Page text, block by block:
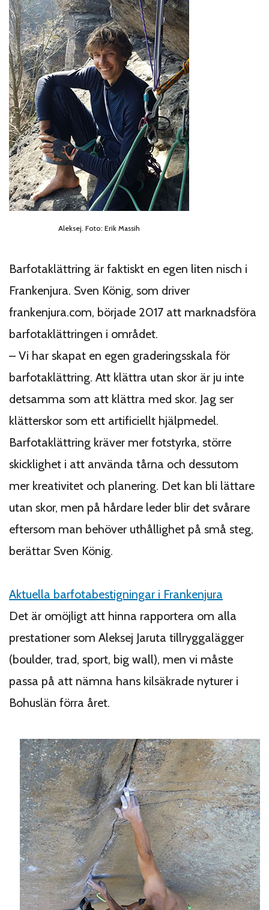
Aleksej. Foto: Erik Massih
Barfotaklättring är faktiskt en egen liten nisch i
Frankenjura. Sven König, som driver
frankenjura.com, började 2017 att marknadsföra
barfotaklättringen i området.
– Vi har skapat en egen graderingsskala för
barfotaklättring. Att klättra utan skor är ju inte
detsamma som att klättra med skor. Jag ser
klätterskor som ett artificiellt hjälpmedel.
Barfotaklättring kräver mer fotstyrka, större
skicklighet i att använda tårna och dessutom
mer kreativitet och planering. Det kan bli lättare
utan skor, men på hårdare leder blir det svårare
eftersom man behöver uthållighet på små steg,
berättar Sven König.
Aktuella barfotabestigningar i Frankenjura
Det är omöjligt att hinna rapportera om alla
prestationer som Aleksej Jaruta tillryggalägger
(boulder, trad, sport, big wall), men vi måste
passa på att nämna hans kilsäkrade nyturer i
Bohuslän förra året.